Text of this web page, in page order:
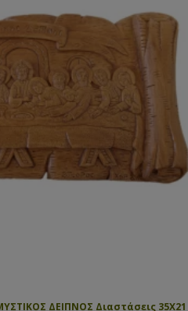
ΔΕΙΠΝΟΣ Διαστάσεις 35Χ21